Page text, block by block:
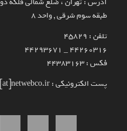
طبقه سوم شرقی , واحد ۸
تلفن : 45829
۴۴۲۶۰۳۱۶ _ 44293671
فکس : 44383163
پست الکترونیکی : info[at]netwebco.ir